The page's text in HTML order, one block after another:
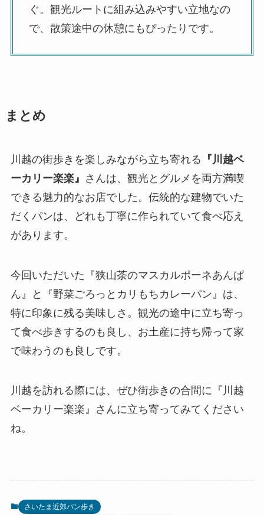
ぐ。観光ルートに組み込みやすい立地なの
で、散策途中の休憩にもぴったりです。
まとめ
川越の街歩きを楽しみながら立ち寄れる 『川越ベ
ーカリー楽楽』 さんは、観光とグルメを両方満喫
できる魅力的なお店でした。伝統的な建物でいた
だくパンは、どれも丁寧に作られていて食べ応え
があります。
今回いただいた『狭山茶のマスカルポーネあんぱ
ん』と『野菜ごろっとカリもちカレーパン』は、
特に印象に残る美味しさ。観光の途中に立ち寄っ
て食べ歩きするのも良し、お土産に持ち帰って家
で味わうのも良しです。
川越を訪れる際には、ぜひ街歩きの合間に『川越
ベーカリー楽楽』さんに立ち寄ってみてください
ね。
さいたま近郊パン歩き